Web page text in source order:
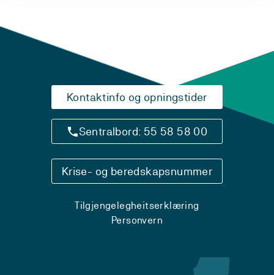
Kontaktinfo og opningstider
Sentralbord: 55 58 58 00
Krise- og beredskapsnummer
Tilgjengelegheitserklæring
Personvern